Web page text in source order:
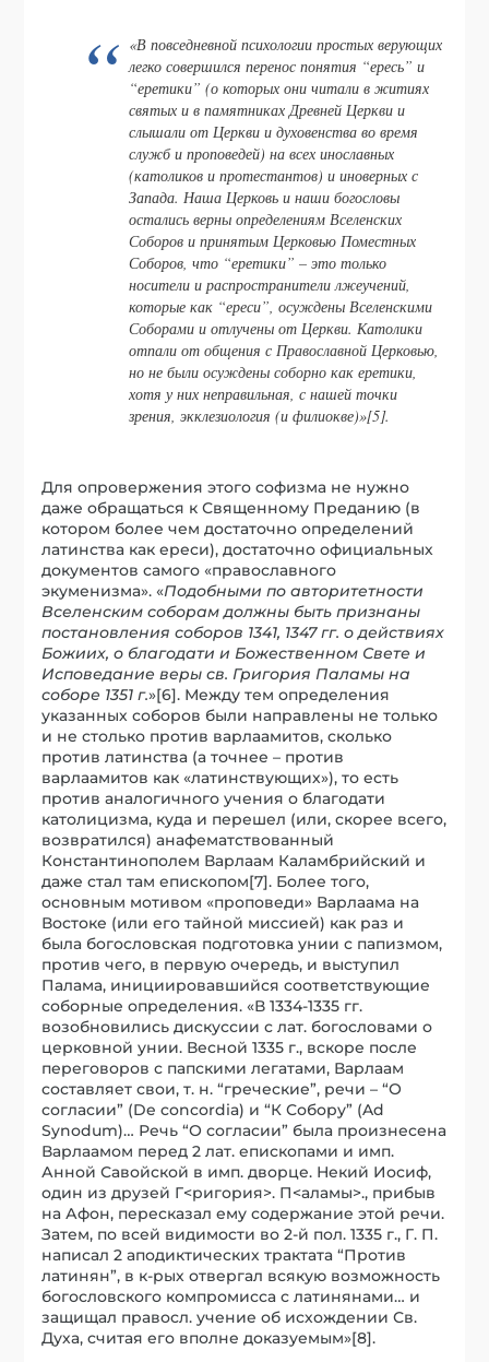
«В повседневной психологии простых верующих
легко совершился перенос понятия “ересь” и
“еретики” (о которых они читали в житиях
святых и в памятниках Древней Церкви и
слышали от Церкви и духовенства во время
служб и проповедей) на всех инославных
(католиков и протестантов) и иноверных с
Запада. Наша Церковь и наши богословы
остались верны определениям Вселенских
Соборов и принятым Церковью Поместных
Соборов, что “еретики” – это только
носители и распространители лжеучений,
которые как “ереси”, осуждены Вселенскими
Соборами и отлучены от Церкви. Католики
отпали от общения с Православной Церковью,
но не были осуждены соборно как еретики,
хотя у них неправильная, с нашей точки
зрения, экклезиология (и филиокве)»[5].
Для опровержения этого софизма не нужно
даже обращаться к Священному Преданию (в
котором более чем достаточно определений
латинства как ереси), достаточно официальных
документов самого «православного
экуменизма». «Подобными по авторитетности
Вселенским соборам должны быть признаны
постановления соборов 1341, 1347 гг. о действиях
Божиих, о благодати и Божественном Свете и
Исповедание веры св. Григория Паламы на
соборе 1351 г.»[6]. Между тем определения
указанных соборов были направлены не только
и не столько против варлаамитов, сколько
против латинства (а точнее – против
варлаамитов как «латинствующих»), то есть
против аналогичного учения о благодати
католицизма, куда и перешел (или, скорее всего,
возвратился) анафематствованный
Константинополем Варлаам Каламбрийский и
даже стал там епископом[7]. Более того,
основным мотивом «проповеди» Варлаама на
Востоке (или его тайной миссией) как раз и
была богословская подготовка унии с папизмом,
против чего, в первую очередь, и выступил
Палама, инициировавшийся соответствующие
соборные определения. «В 1334-1335 гг.
возобновились дискуссии с лат. богословами о
церковной унии. Весной 1335 г., вскоре после
переговоров с папскими легатами, Варлаам
составляет свои, т. н. “греческие”, речи – “О
согласии” (De concordia) и “К Собору” (Ad
Synodum)… Речь “О согласии” была произнесена
Варлаамом перед 2 лат. епископами и имп.
Анной Савойской в имп. дворце. Некий Иосиф,
один из друзей Г<ригория>. П<аламы>., прибыв
на Афон, пересказал ему содержание этой речи.
Затем, по всей видимости во 2-й пол. 1335 г., Г. П.
написал 2 аподиктических трактата “Против
латинян”, в к-рых отвергал всякую возможность
богословского компромисса с латинянами… и
защищал правосл. учение об исхождении Св.
Духа, считая его вполне доказуемым»[8].